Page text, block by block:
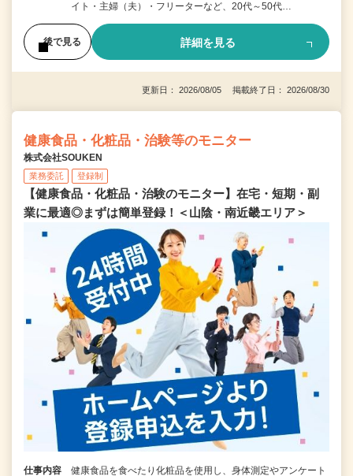
イト・主婦（夫）・フリーターなど、20代～50代…
後で見る 詳細を見る
更新日： 2026/08/05 掲載終了日： 2026/08/30
健康食品・化粧品・治験等のモニター
株式会社SOUKEN
業務委託 登録制
【健康食品・化粧品・治験のモニター】在宅・短期・副
業に最適◎まずは簡単登録！＜山陰・南近畿エリア＞
仕事内容 健康食品を食べたり化粧品を使用し、身体測定やアンケート